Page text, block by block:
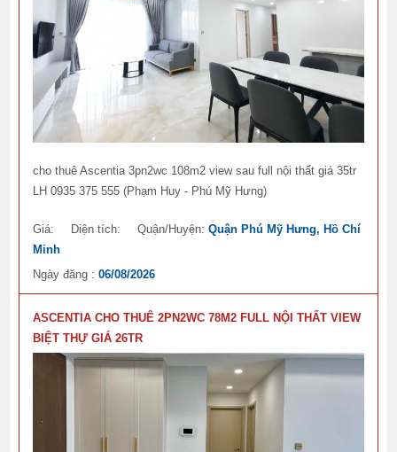
cho thuê Ascentia 3pn2wc 108m2 view sau full nội thất giá 35tr
LH 0935 375 555 (Phạm Huy - Phú Mỹ Hưng)
Giá: Diện tích: Quận/Huyện:Quận Phú Mỹ Hưng, Hồ Chí
Minh
Ngày đăng :06/08/2026
ASCENTIA CHO THUÊ 2PN2WC 78M2 FULL NỘI THẤT VIEW
BIỆT THỰ GIÁ 26TR